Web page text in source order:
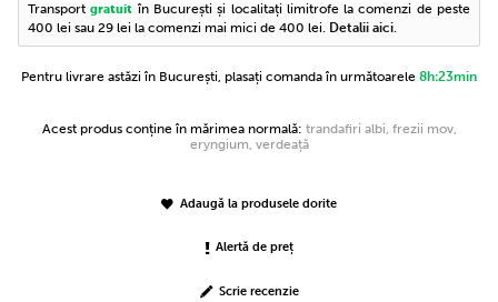
Transportgratuit în București și localitați limitrofe la comenzi de peste
400 lei sau 29 lei la comenzi mai mici de 400 lei. Detalii aici.
Pentru livrare astăzi în București, plasați comanda în următoarele 8h:23min
Acest produs conține în mărimea normală: trandafiri albi, frezii mov,
eryngium, verdeață
Adaugă la produsele dorite
Alertă de preț
Scrie recenzie